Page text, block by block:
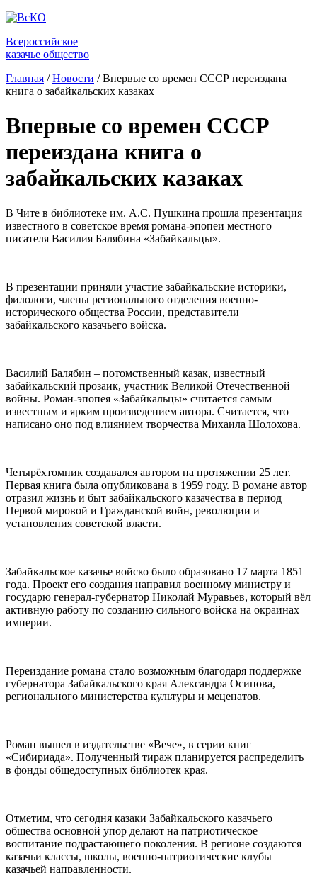
Всероссийское
казачье общество
Главная / Новости / Впервые со времен СССР переиздана
книга о забайкальских казаках
Впервые со времен СССР
переиздана книга о
забайкальских казаках
В Чите в библиотеке им. А.С. Пушкина прошла презентация
известного в советское время романа-эпопеи местного
писателя Василия Балябина «Забайкальцы».
В презентации приняли участие забайкальские историки,
филологи, члены регионального отделения военно-
исторического общества России, представители
забайкальского казачьего войска.
Василий Балябин – потомственный казак, известный
забайкальский прозаик, участник Великой Отечественной
войны. Роман-эпопея «Забайкальцы» считается самым
известным и ярким произведением автора. Считается, что
написано оно под влиянием творчества Михаила Шолохова.
Четырёхтомник создавался автором на протяжении 25 лет.
Первая книга была опубликована в 1959 году. В романе автор
отразил жизнь и быт забайкальского казачества в период
Первой мировой и Гражданской войн, революции и
установления советской власти.
Забайкальское казачье войско было образовано 17 марта 1851
года. Проект его создания направил военному министру и
государю генерал-губернатор Николай Муравьев, который вёл
активную работу по созданию сильного войска на окраинах
империи.
Переиздание романа стало возможным благодаря поддержке
губернатора Забайкальского края Александра Осипова,
регионального министерства культуры и меценатов.
Роман вышел в издательстве «Вече», в серии книг
«Сибириада». Полученный тираж планируется распределить
в фонды общедоступных библиотек края.
Отметим, что сегодня казаки Забайкальского казачьего
общества основной упор делают на патриотическое
воспитание подрастающего поколения. В регионе создаются
казачьи классы, школы, военно-патриотические клубы
казачьей направленности.